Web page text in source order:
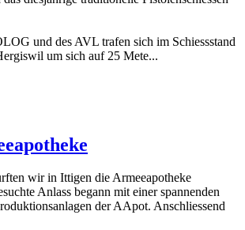
und des AVL trafen sich im Schiessstand
um sich auf 25 Mete...
wir in Ittigen die Armeeapotheke
Anlass begann mit einer spannenden
der AApot. Anschliessend